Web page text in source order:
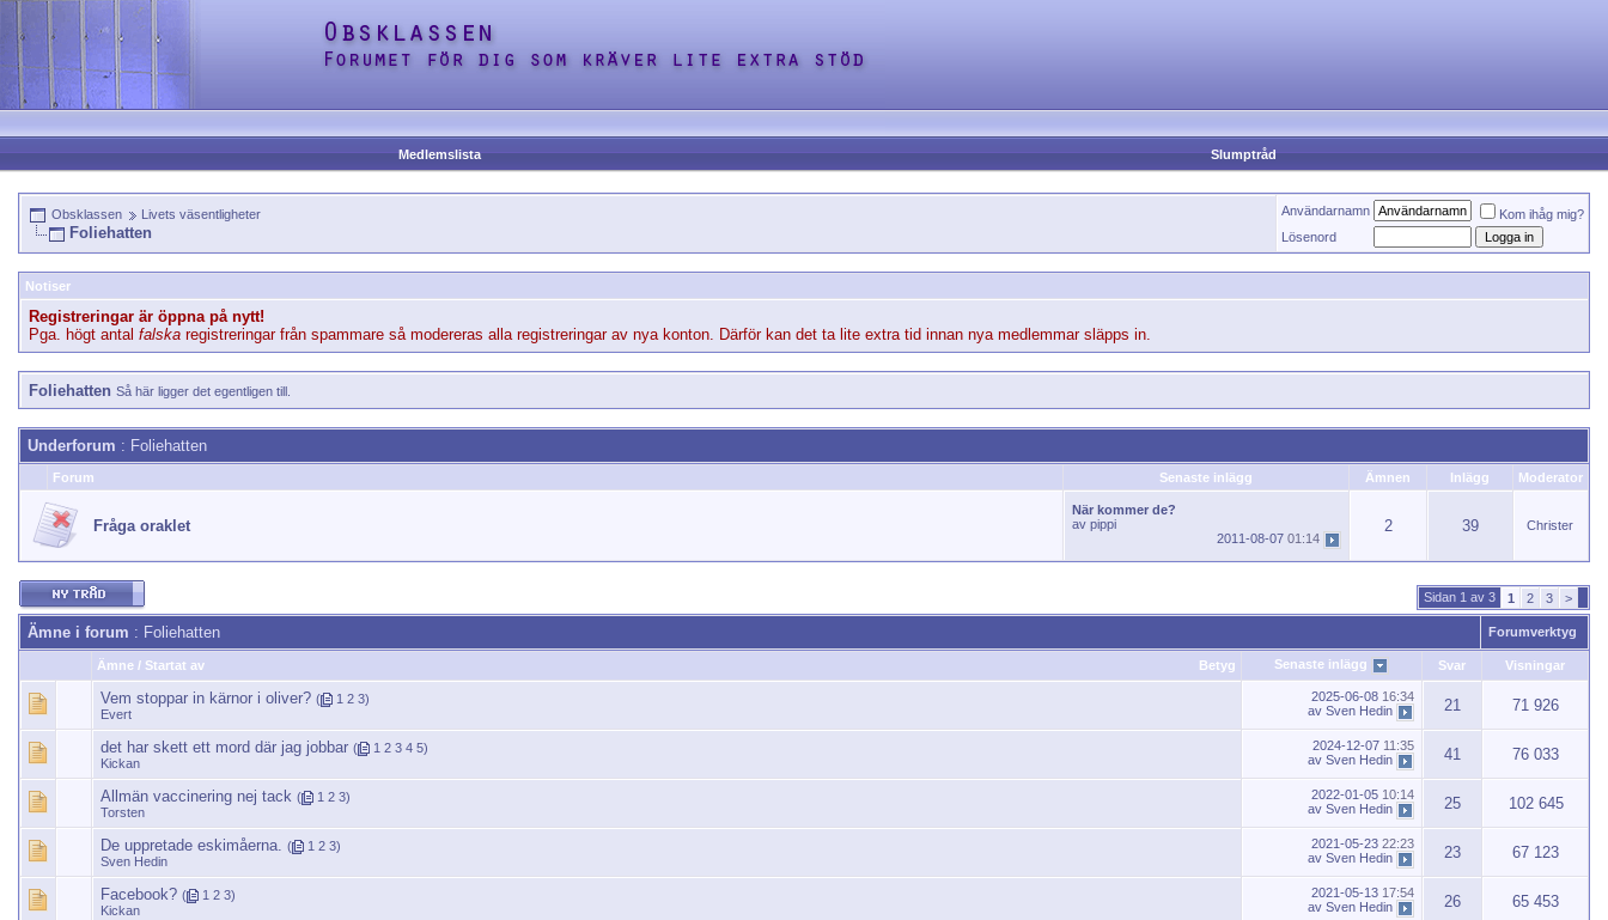
Medlemslista Slumptråd
Obsklassen Livets väsentligheter
Foliehatten
Användarnamn
Kom ihåg mig?
Lösenord
Notiser
Registreringar är öppna på nytt!
Pga. högt antal falska registreringar från spammare så modereras alla registreringar av nya konton. Därför kan det ta lite extra tid innan nya medlemmar släpps in.
Foliehatten Så här ligger det egentligen till.
Underforum : Foliehatten
Forum Senaste inlägg Ämnen Inlägg Moderator
Fråga oraklet
När kommer de?
av pippi
2011-08-07 01:14
2 39 Christer
Sidan 1 av 3 1 2 3 >
Ämne i forum : Foliehatten Forumverktyg
Betyg
Ämne / Startat av Senaste inlägg Svar Visningar
Vem stoppar in kärnor i oliver? ( 1 2 3)
Evert
2025-06-08 16:34
av Sven Hedin 21 71 926
det har skett ett mord där jag jobbar ( 1 2 3 4 5)
Kickan
2024-12-07 11:35
av Sven Hedin 41 76 033
Allmän vaccinering nej tack ( 1 2 3)
Torsten
2022-01-05 10:14
av Sven Hedin 25 102 645
De uppretade eskimåerna. ( 1 2 3)
Sven Hedin
2021-05-23 22:23
av Sven Hedin 23 67 123
Facebook? ( 1 2 3)
Kickan
2021-05-13 17:54
av Sven Hedin 26 65 453